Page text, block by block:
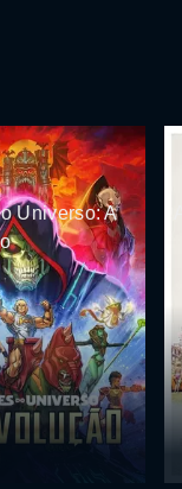
Universo: A